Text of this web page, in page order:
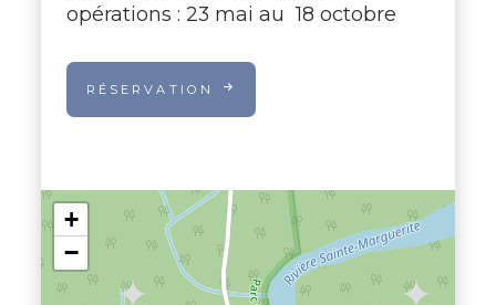
opérations : 23 mai au 18 octobre
RÉSERVATION
+
−